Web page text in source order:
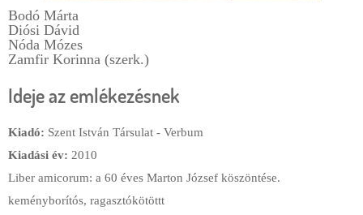
Bodó Márta
Diósi Dávid
Nóda Mózes
Zamfir Korinna (szerk.)
Ideje az emlékezésnek
Kiadó: Szent István Társulat - Verbum
Kiadási év: 2010
Liber amicorum: a 60 éves Marton József köszöntése.
keményborítós, ragasztókötöttt